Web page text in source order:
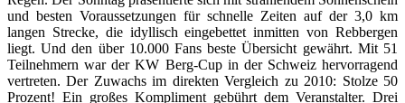
und besten Voraussetzungen für schnelle Zeiten auf der 3,0 km
langen Strecke, die idyllisch eingebettet inmitten von Rebbergen
liegt. Und den über 10.000 Fans beste Übersicht gewährt. Mit 51
Teilnehmern war der KW Berg-Cup in der Schweiz hervorragend
vertreten. Der Zuwachs im direkten Vergleich zu 2010: Stolze 50
Prozent! Ein großes Kompliment gebührt dem Veranstalter. Drei